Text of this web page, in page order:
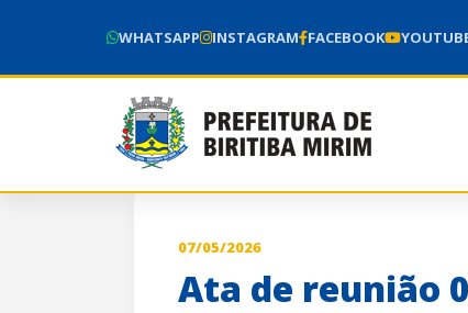
WHATSAPP INSTAGRAM FACEBOOK
07/05/2026
Ata de reunião